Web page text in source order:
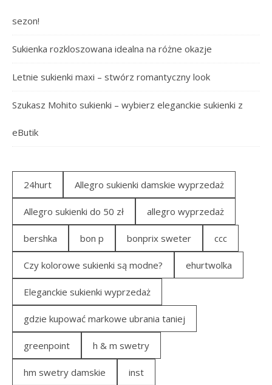
sezon!
Sukienka rozkloszowana idealna na różne okazje
Letnie sukienki maxi – stwórz romantyczny look
Szukasz Mohito sukienki – wybierz eleganckie sukienki z
eButik
24hurt Allegro sukienki damskie wyprzedaż
Allegro sukienki do 50 zł allegro wyprzedaż
bershka bon p bonprix sweter ccc
Czy kolorowe sukienki są modne? ehurtwolka
Eleganckie sukienki wyprzedaż
gdzie kupować markowe ubrania taniej
greenpoint h & m swetry
hm swetry damskie inst